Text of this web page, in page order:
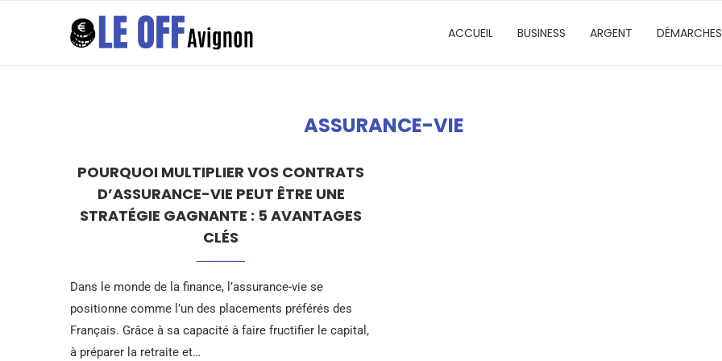
ACCUEIL BUSINESS ARGENT DÉMARCHES
ASSURANCE-VIE
POURQUOI MULTIPLIER VOS CONTRATS
D’ASSURANCE-VIE PEUT ÊTRE UNE
STRATÉGIE GAGNANTE : 5 AVANTAGES
CLÉS
Dans le monde de la finance, l’assurance-vie se
positionne comme l’un des placements préférés des
Français. Grâce à sa capacité à faire fructifier le capital,
à préparer la retraite et…